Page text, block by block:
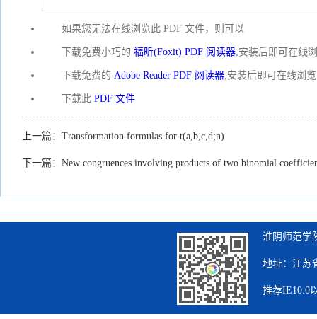
如果您无法在线浏览此 PDF 文件，则可以
下载免费小巧的 福昕(Foxit) PDF 阅读器,安装后即可在线
下载免费的 Adobe Reader PDF 阅读器,安装后即可在线浏
下载此 PDF 文件
上一篇： Transformation formulas for t(a,b,c,d;n)
下一篇： New congruences involving products of two binomial
淮阴师范学
地址：江苏
推荐IE10.0